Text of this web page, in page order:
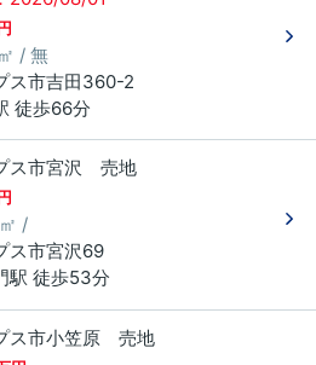
/ 無
ス市吉田360-2
徒歩66分
ス市宮沢 売地
/
ス市宮沢69
駅 徒歩53分
ス市小笠原 売地